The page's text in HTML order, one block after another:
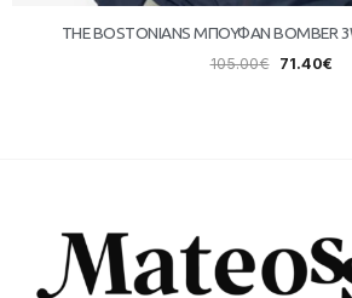
THE BOSTONIANS ΜΠΟΥΦΑΝ BOMBER
105.00€ 71.40€